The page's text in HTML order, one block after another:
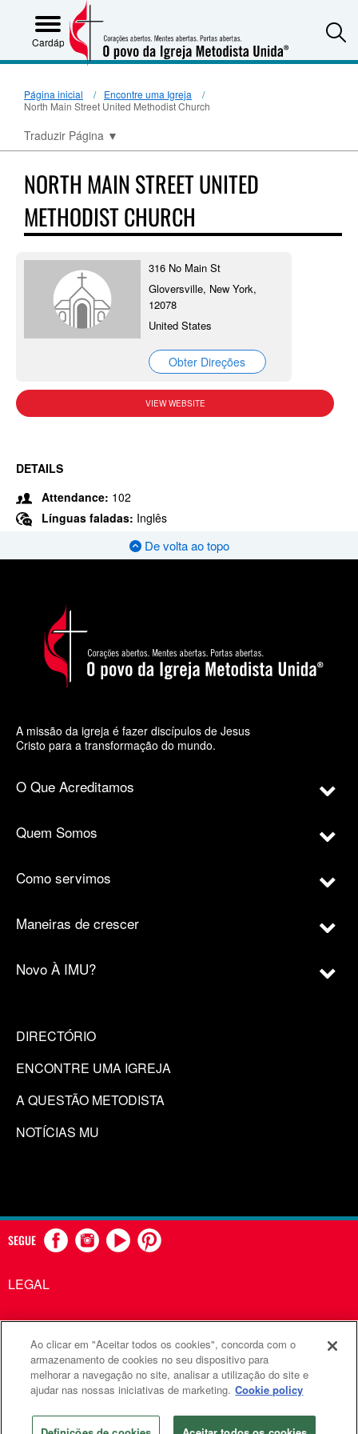
Cardápio
Página inicial
Encontre uma Igreja
North Main Street United Methodist Church
Traduzir Página ▼
NORTH MAIN STREET UNITED
METHODIST CHURCH
316 No Main St
Gloversville, New York,
12078
United States
Obter Direções
VIEW WEBSITE
DETAILS
Attendance: 102
Línguas faladas: Inglês
De volta ao topo
A missão da igreja é fazer discípulos de Jesus
Cristo para a transformação do mundo.
O Que Acreditamos
Quem Somos
Como servimos
Maneiras de crescer
Novo À IMU?
DIRECTÓRIO
ENCONTRE UMA IGREJA
A QUESTÃO METODISTA
NOTÍCIAS MU
SEGUE
LEGAL
Comunicações Metodistas Unidas é uma agência da Igreja
Metodista Unida
©2026 Comunicações Metodistas Unidas. Todos os direitos
reservados
Ao clicar em "Aceitar todos os cookies", concorda com o
armazenamento de cookies no seu dispositivo para
melhorar a navegação no site, analisar a utilização do site e
ajudar nas nossas iniciativas de marketing. Cookie policy